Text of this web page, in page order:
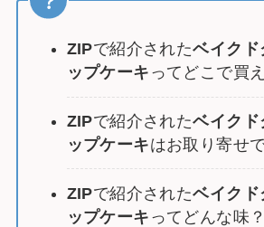
ZIPで紹介されたベイクド
ップケーキ ってどこで買
ZIPで紹介されたベイクド
ップケーキはお取り寄せ
ZIPで紹介されたベイクド
ップケーキ ってどんな味？